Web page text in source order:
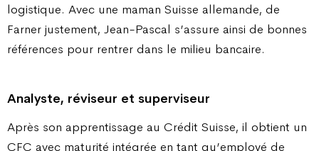
logistique. Avec une maman Suisse allemande, de
Farner justement, Jean-Pascal s’assure ainsi de bonnes
références pour rentrer dans le milieu bancaire.
Analyste, réviseur et superviseur
Après son apprentissage au Crédit Suisse, il obtient un
CFC avec maturité intégrée en tant qu’employé de